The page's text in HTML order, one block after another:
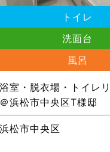
トイレ
洗面台
風呂
浴室・脱衣場・トイレ
＠浜松市中央区T様邸
浜松市中央区